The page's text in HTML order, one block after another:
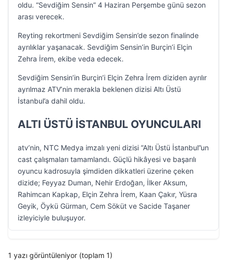
oldu. “Sevdiğim Sensin” 4 Haziran Perşembe günü sezon
arası verecek.
Reyting rekortmeni Sevdiğim Sensin’de sezon finalinde
ayrılıklar yaşanacak. Sevdiğim Sensin’in Burçin’i Elçin
Zehra İrem, ekibe veda edecek.
Sevdiğim Sensin’in Burçin’i Elçin Zehra İrem diziden ayrılır
ayrılmaz ATV’nin merakla beklenen dizisi Altı Üstü
İstanbul’a dahil oldu.
ALTI ÜSTÜ İSTANBUL OYUNCULARI
atv’nin, NTC Medya imzalı yeni dizisi “Altı Üstü İstanbul”un
cast çalışmaları tamamlandı. Güçlü hikâyesi ve başarılı
oyuncu kadrosuyla şimdiden dikkatleri üzerine çeken
dizide; Feyyaz Duman, Nehir Erdoğan, İlker Aksum,
Rahimcan Kapkap, Elçin Zehra İrem, Kaan Çakır, Yüsra
Geyik, Öykü Gürman, Cem Söküt ve Sacide Taşaner
izleyiciyle buluşuyor.
1 yazı görüntüleniyor (toplam 1)